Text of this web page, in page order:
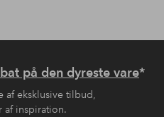
på den dyreste vare*
af eksklusive tilbud,
af inspiration.